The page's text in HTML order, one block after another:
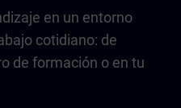
en un entorno
cotidiano: de
de formación o en tu